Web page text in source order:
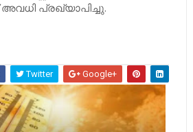
പ്രഖ്യാപിച്ചു.
Twitter Google+